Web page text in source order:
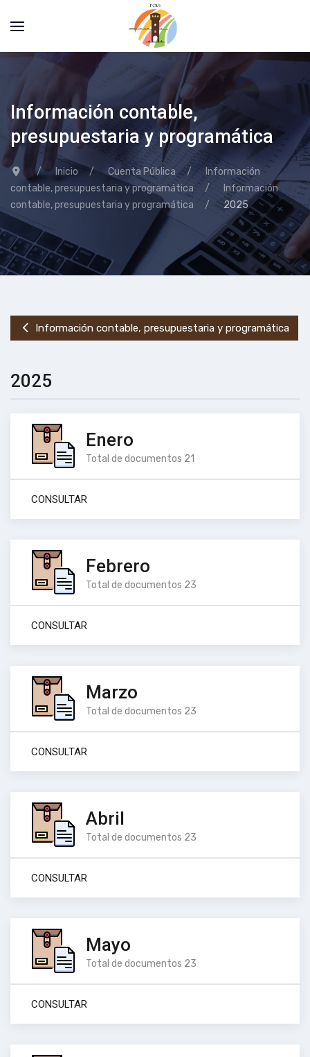
Información contable,
presupuestaria y programática
Inicio Cuenta Pública
Información
contable, presupuestaria y programática
Información
contable, presupuestaria y programática
2025
Información contable, presupuestaria y programática
2025
Enero
Total de documentos 21
CONSULTAR
Febrero
Total de documentos 23
CONSULTAR
Marzo
Total de documentos 23
CONSULTAR
Abril
Total de documentos 23
CONSULTAR
Mayo
Total de documentos 23
CONSULTAR